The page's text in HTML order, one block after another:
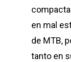
en mal
de MTB,
tanto en